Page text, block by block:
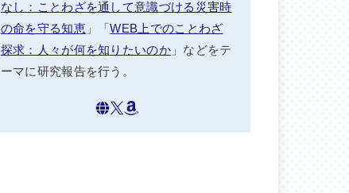
なし：ことわざを通して意識づける災害時
の命を守る知恵」「WEB上でのことわざ
探求：人々が何を知りたいのか」などをテ
ーマに研究報告を行う。